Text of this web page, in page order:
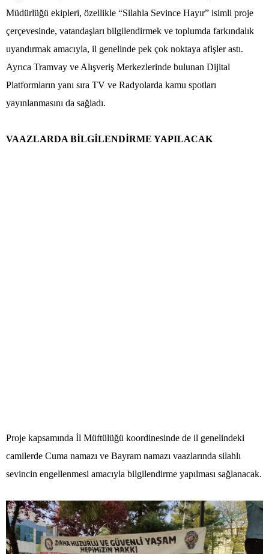
Müdürlüğü ekipleri, özellikle “Silahla Sevince Hayır” isimli proje
çerçevesinde, vatandaşları bilgilendirmek ve toplumda farkındalık
uyandırmak amacıyla, il genelinde pek çok noktaya afişler astı.
Ayrıca Tramvay ve Alışveriş Merkezlerinde bulunan Dijital
Platformların yanı sıra TV ve Radyolarda kamu spotları
yayınlanmasını da sağladı.
VAAZLARDA BİLGİLENDİRME YAPILACAK
Proje kapsamında İl Müftülüğü koordinesinde de il genelindeki
camilerde Cuma namazı ve Bayram namazı vaazlarında silahlı
sevincin engellenmesi amacıyla bilgilendirme yapılması sağlanacak.